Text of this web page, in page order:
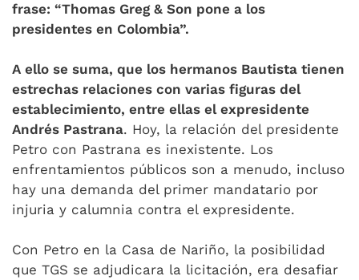
frase: “Thomas Greg & Son pone a los
presidentes en Colombia”.
A ello se suma, que los hermanos Bautista tienen
estrechas relaciones con varias figuras del
establecimiento, entre ellas el expresidente
Andrés Pastrana. Hoy, la relación del presidente
Petro con Pastrana es inexistente. Los
enfrentamientos públicos son a menudo, incluso
hay una demanda del primer mandatario por
injuria y calumnia contra el expresidente.
Con Petro en la Casa de Nariño, la posibilidad
que TGS se adjudicara la licitación, era desafiar